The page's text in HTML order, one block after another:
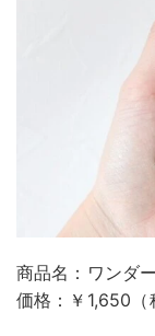
商品名：ワンダ
価格：￥1,650（